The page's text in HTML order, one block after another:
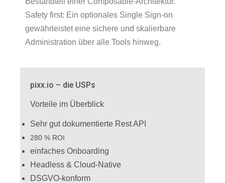
Safety first: Ein optionales Single Sign-on
gewährleistet eine sichere und skalierbare
Administration über alle Tools hinweg.
pixx.io – die USPs
Vorteile im Überblick
Sehr gut dokumentierte Rest API
280 % ROI
einfaches Onboarding
Headless & Cloud-Native
DSGVO-konform